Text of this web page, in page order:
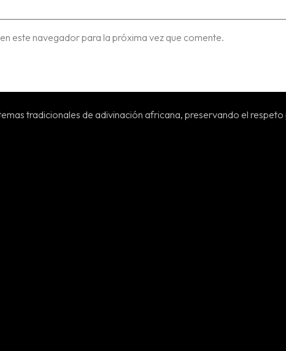
este navegador para la próxima vez que comente.
tradicionales de adivinación africana, preservando el respeto